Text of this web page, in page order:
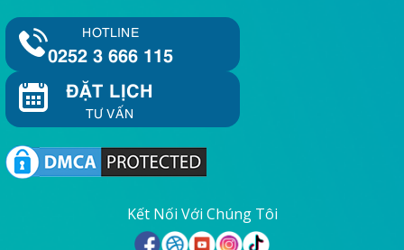
HOTLINE
0252 3 666 115
ĐẶT LỊCH
TƯ VẤN
Kết Nối Với Chúng Tôi